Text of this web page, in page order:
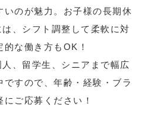
いのが魅力。お子様の長期休
、シフト調整して柔軟に対
な働き方もOK！
、留学生、シニアまで幅広
すので、年齢・経験・ブラ
ご応募ください！